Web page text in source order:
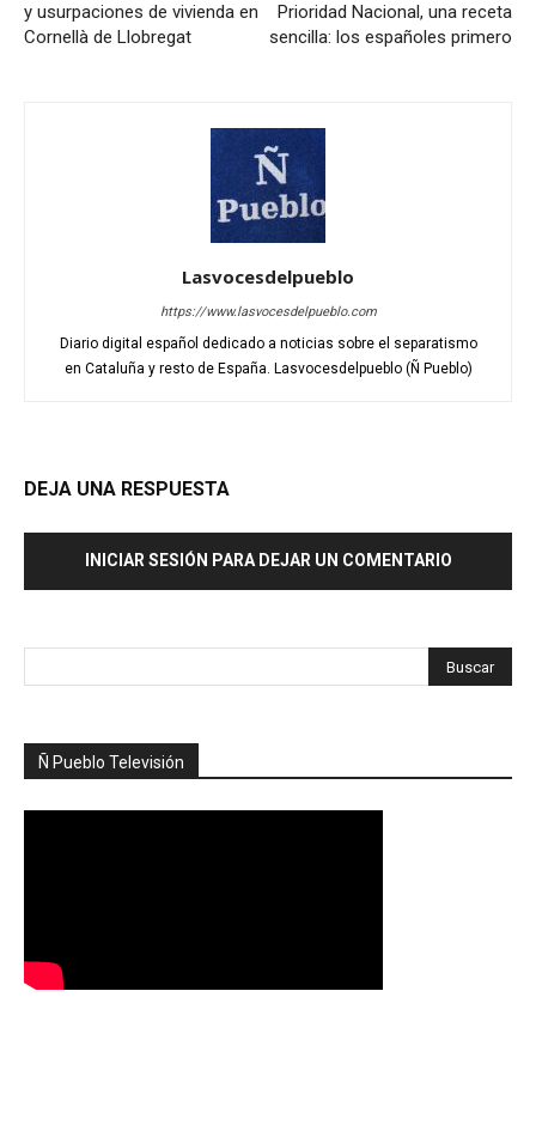
y usurpaciones de vivienda en
Cornellà de Llobregat
Prioridad Nacional, una receta
sencilla: los españoles primero
Lasvocesdelpueblo
https://www.lasvocesdelpueblo.com
Diario digital español dedicado a noticias sobre el separatismo
en Cataluña y resto de España. Lasvocesdelpueblo (Ñ Pueblo)
DEJA UNA RESPUESTA
INICIAR SESIÓN PARA DEJAR UN COMENTARIO
Ñ Pueblo Televisión